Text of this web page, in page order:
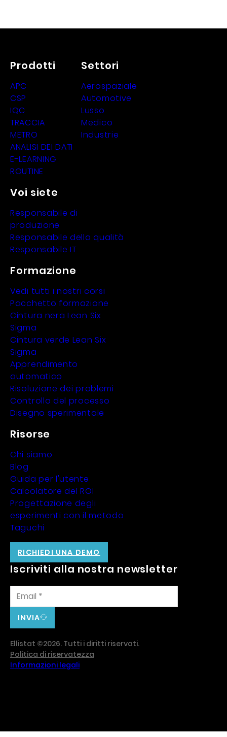
Prodotti
APC
CSP
IQC
TRACCIA
METRO
ANALISI DEI DATI
E-LEARNING
ROUTINE
Settori
Aerospaziale
Automotive
Lusso
Medico
Industrie
Voi siete
Responsabile di
produzione
Responsabile della qualità
Responsabile IT
Formazione
Vedi tutti i nostri corsi
Pacchetto formazione
Cintura nera Lean Six
Sigma
Cintura verde Lean Six
Sigma
Apprendimento
automatico
Risoluzione dei problemi
Controllo del processo
Disegno sperimentale
Risorse
Chi siamo
Blog
Guida per l'utente
Calcolatore del ROI
Progettazione degli
esperimenti con il metodo
Taguchi
Iscriviti alla nostra newsletter
INVIA
RICHIEDI UNA DEMO
Ellistat ©2026. Tutti i diritti riservati.
Politica di riservatezza
Informazioni legali